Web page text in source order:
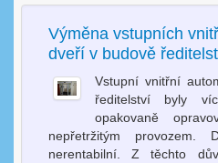
Výměna vstupních
dveří v budově
Vstupní vnitřní
ředitelství byly
opakovaně
nepřetržitým
nerentabilní. Z těchto